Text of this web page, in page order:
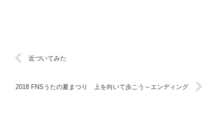
近づいてみた
2018 FNSうたの夏まつり 上を向いて歩こう～エンディング